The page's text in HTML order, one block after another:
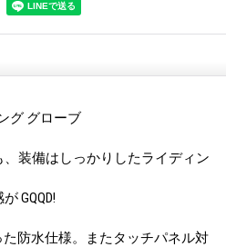
グ グローブ
装備はしっかりしたライディン
GQQD!
た防水仕様。またタッチパネル対